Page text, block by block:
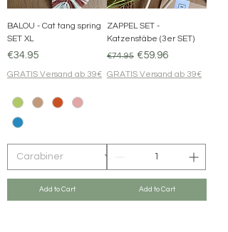
BALOU - Cat tang spring
SET XL
Price
€34.95
GRATIS Versand ab 39€
Add to Cart
ZAPPEL SET -
Katzenstäbe (3er SET)
Regular Price
€74.95 Sale Price
€59.96
GRATIS Versand ab 39€
Add to Cart